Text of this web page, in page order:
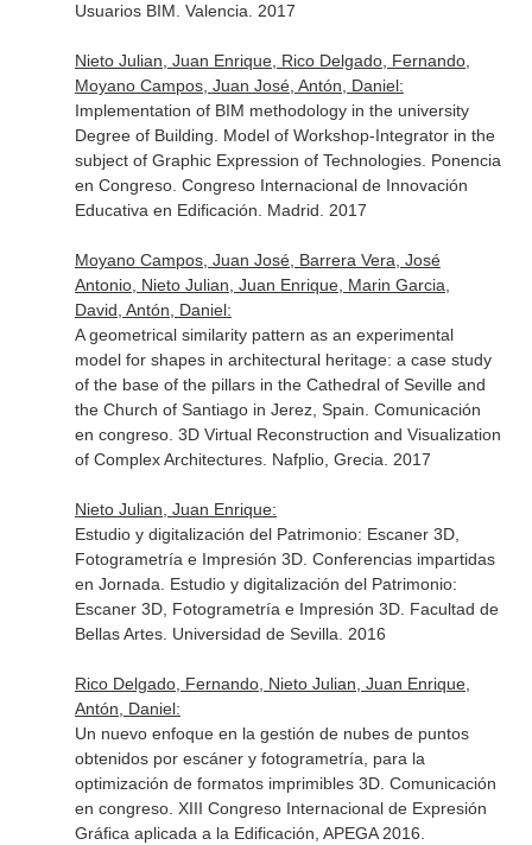
Usuarios BIM. Valencia. 2017
Nieto Julian, Juan Enrique, Rico Delgado, Fernando,
Moyano Campos, Juan José, Antón, Daniel:
Implementation of BIM methodology in the university
Degree of Building. Model of Workshop-Integrator in the
subject of Graphic Expression of Technologies. Ponencia
en Congreso. Congreso Internacional de Innovación
Educativa en Edificación. Madrid. 2017
Moyano Campos, Juan José, Barrera Vera, José
Antonio, Nieto Julian, Juan Enrique, Marin Garcia,
David, Antón, Daniel:
A geometrical similarity pattern as an experimental
model for shapes in architectural heritage: a case study
of the base of the pillars in the Cathedral of Seville and
the Church of Santiago in Jerez, Spain. Comunicación
en congreso. 3D Virtual Reconstruction and Visualization
of Complex Architectures. Nafplio, Grecia. 2017
Nieto Julian, Juan Enrique:
Estudio y digitalización del Patrimonio: Escaner 3D,
Fotogrametría e Impresión 3D. Conferencias impartidas
en Jornada. Estudio y digitalización del Patrimonio:
Escaner 3D, Fotogrametría e Impresión 3D. Facultad de
Bellas Artes. Universidad de Sevilla. 2016
Rico Delgado, Fernando, Nieto Julian, Juan Enrique,
Antón, Daniel:
Un nuevo enfoque en la gestión de nubes de puntos
obtenidos por escáner y fotogrametría, para la
optimización de formatos imprimibles 3D. Comunicación
en congreso. XIII Congreso Internacional de Expresión
Gráfica aplicada a la Edificación, APEGA 2016.